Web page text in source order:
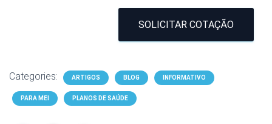
SOLICITAR COTAÇÃO
Categories: ARTIGOS BLOG INFORMATIVO
PARA MEI PLANOS DE SAÚDE